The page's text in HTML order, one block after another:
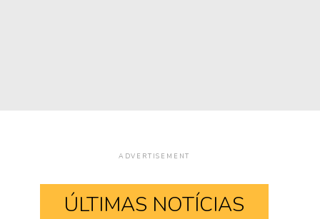
ADVERTISEMENT
ÚLTIMAS NOTÍCIAS